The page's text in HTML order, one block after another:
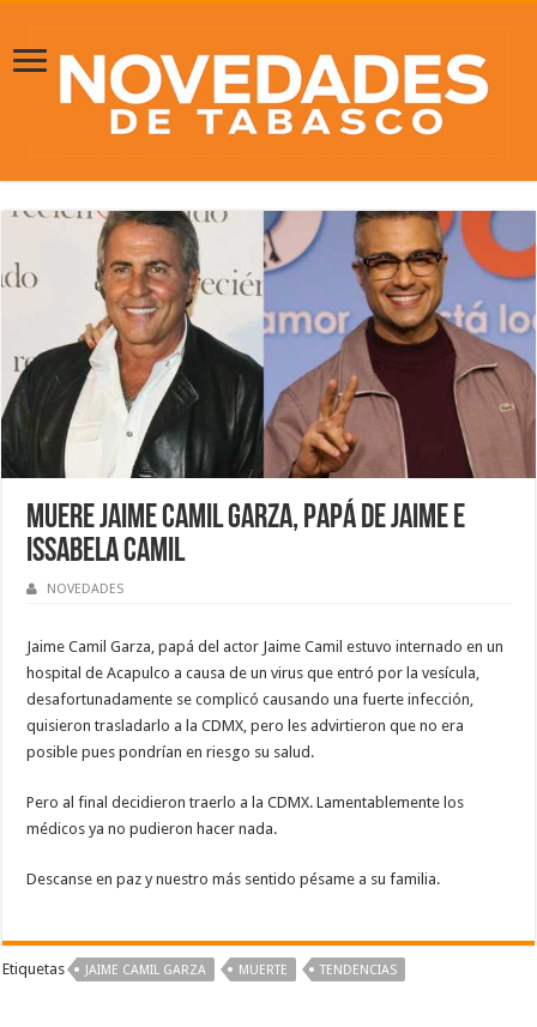
Muere Jaime Camil Garza, papá de Jaime e
Issabela Camil
NOVEDADES
Jaime Camil Garza, papá del actor Jaime Camil estuvo internado en un
hospital de Acapulco a causa de un virus que entró por la vesícula,
desafortunadamente se complicó causando una fuerte infección,
quisieron trasladarlo a la CDMX, pero les advirtieron que no era
posible pues pondrían en riesgo su salud.
Pero al final decidieron traerlo a la CDMX. Lamentablemente los
médicos ya no pudieron hacer nada.
Descanse en paz y nuestro más sentido pésame a su familia.
Etiquetas JAIME CAMIL GARZA ‪‪MUERTE‬ TENDENCIAS